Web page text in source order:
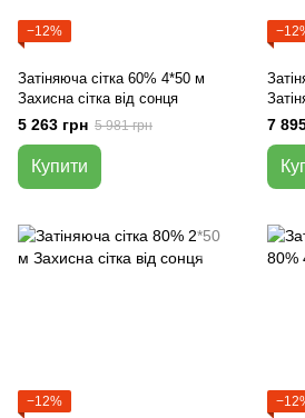
−12%
Затіняюча сітка 60% 4*50 м
Захисна сітка від сонця
5 263 грн 5 981 грн
Купити
7
−12%